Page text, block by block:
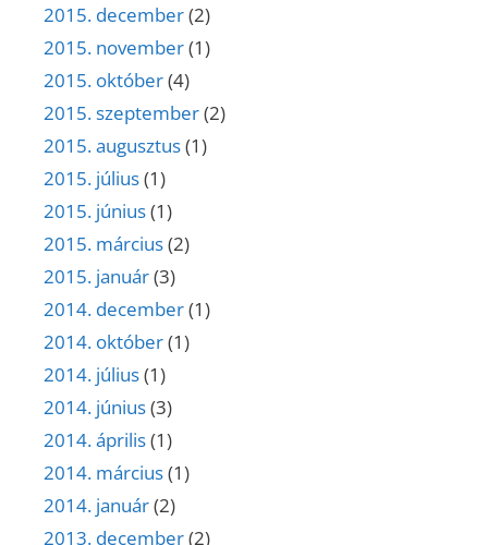
2015. december(2)
2015. november(1)
2015. október(4)
2015. szeptember(2)
2015. augusztus(1)
2015. július(1)
2015. június(1)
2015. március(2)
2015. január(3)
2014. december(1)
2014. október(1)
2014. július(1)
2014. június(3)
2014. április(1)
2014. március(1)
2014. január(2)
2013. december(2)